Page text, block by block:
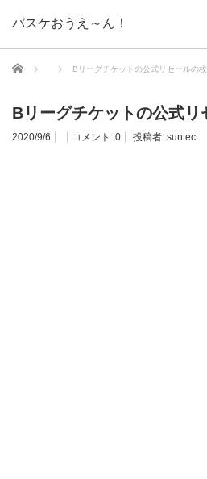
バスケおうえ～ん！
ホーム Bリーグチケットの公式リセールの
Bリーグチケットの公式リ
2020/9/6 コメント: 0 投稿者: suntect